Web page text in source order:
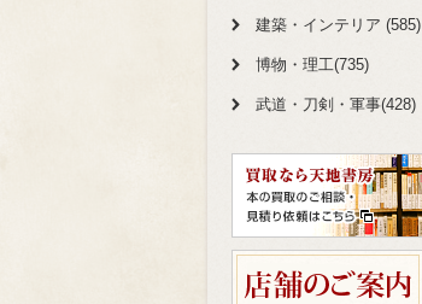
建築・インテリア (585)
博物・理工(735)
武道・刀剣・軍事(428)